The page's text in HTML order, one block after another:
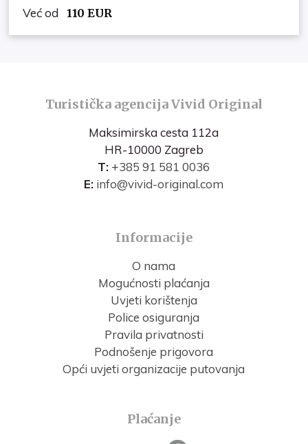
Već od 110 EUR
Turistička agencija Vivid Original
Maksimirska cesta 112a
HR-10000 Zagreb
T: +385 91 581 0036
E: info@vivid-original.com
Informacije
O nama
Mogućnosti plaćanja
Uvjeti korištenja
Police osiguranja
Pravila privatnosti
Podnošenje prigovora
Opći uvjeti organizacije putovanja
Plaćanje